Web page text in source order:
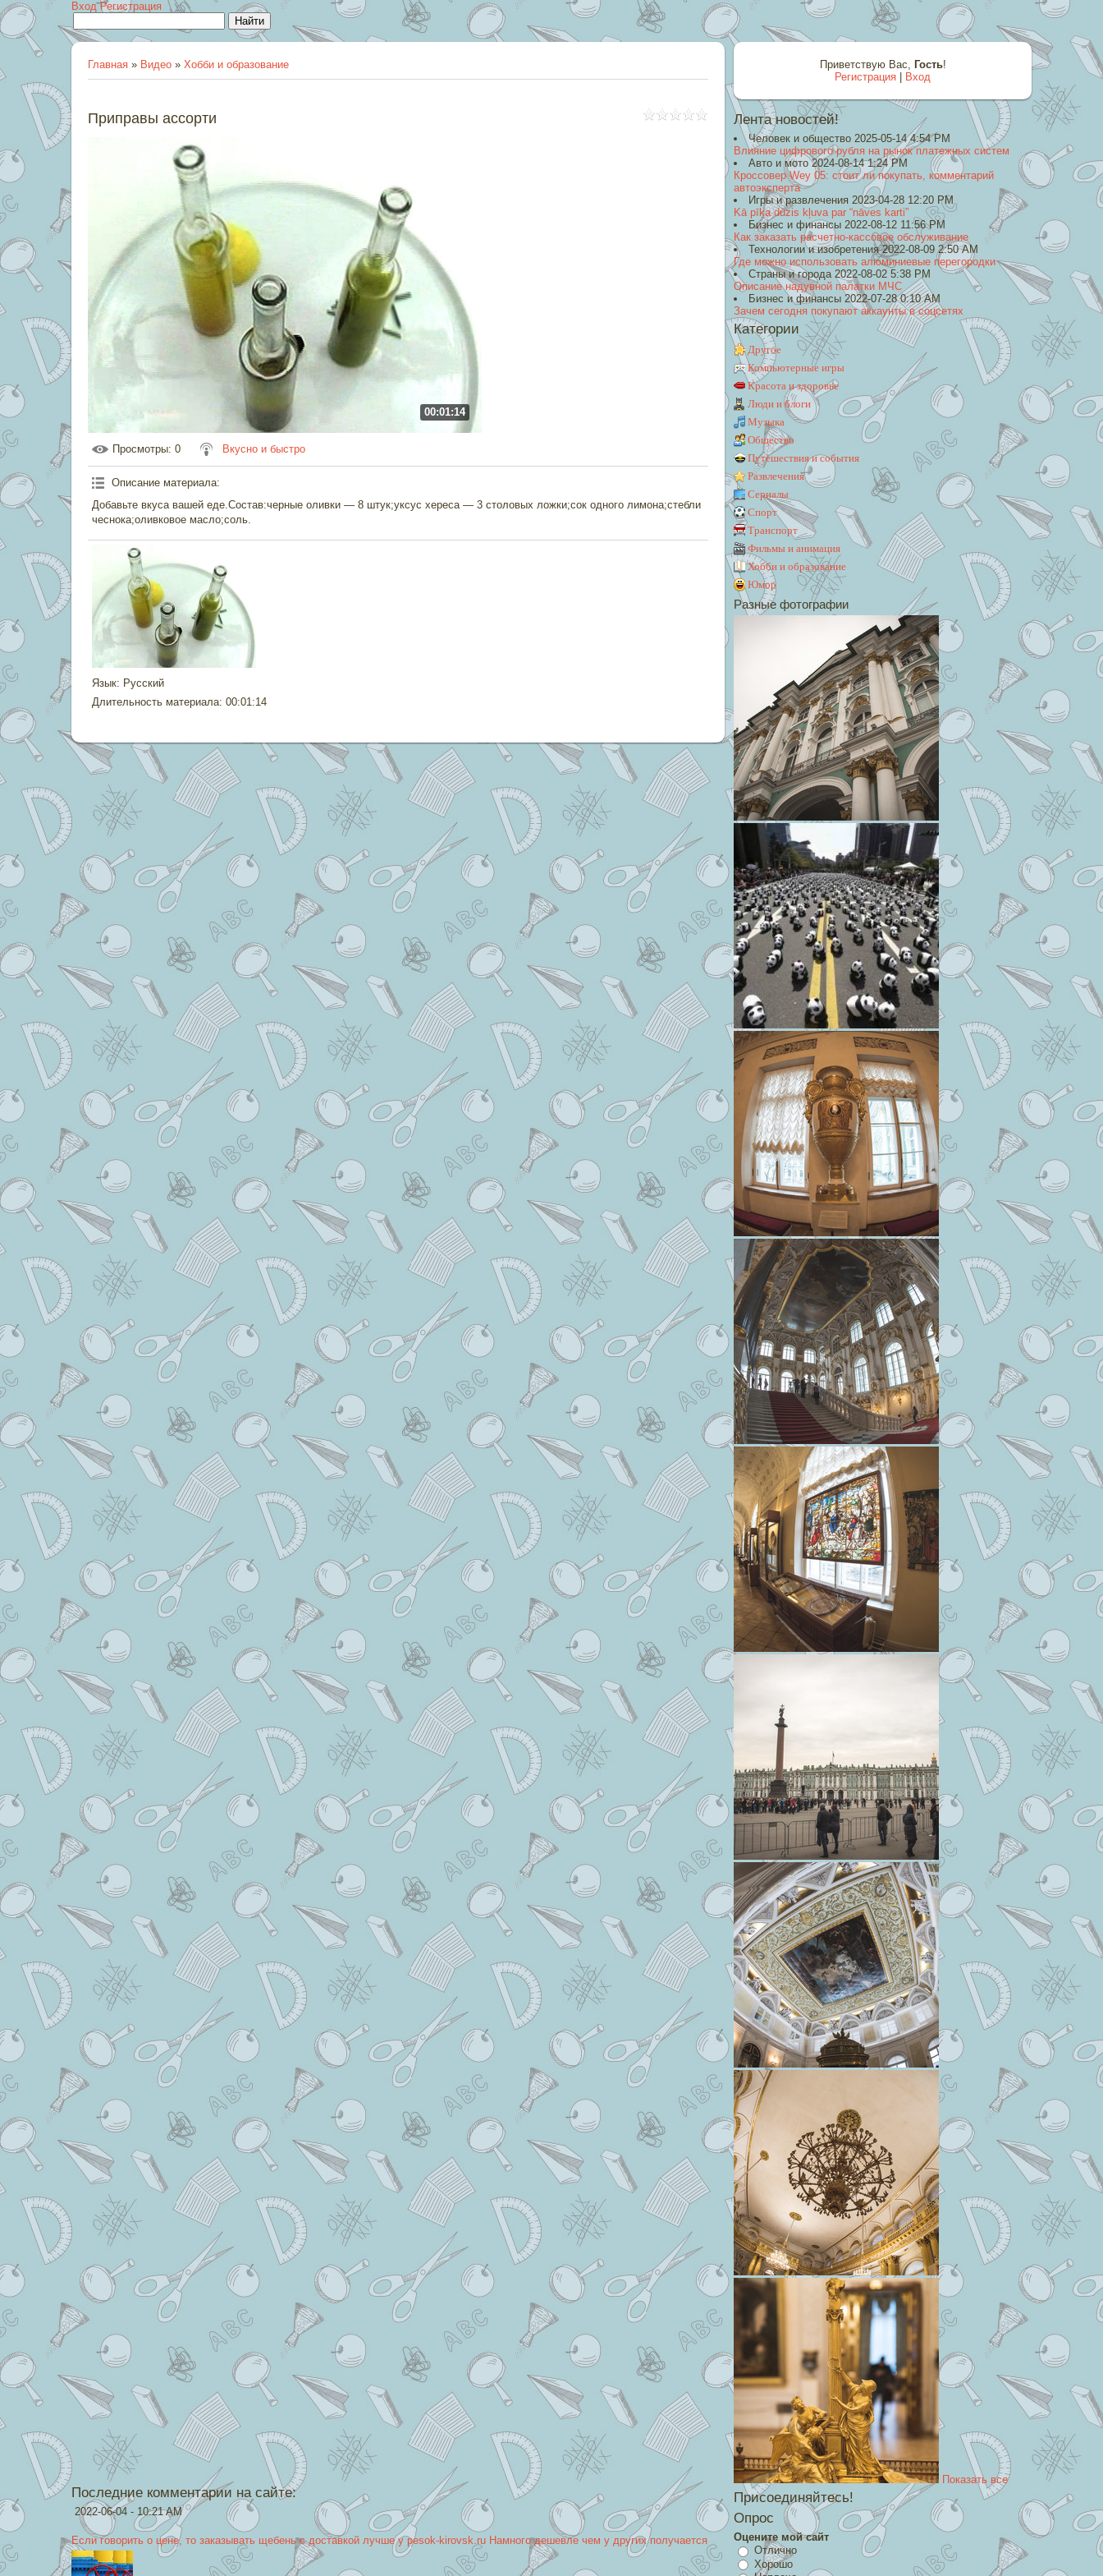
Вход Регистрация
Главная » Видео » Хобби и образование
Приправы ассорти
00:01:14
Просмотры: 0 Вкусно и быстро
Описание материала:
Добавьте вкуса вашей еде.Состав:черные оливки — 8 штук;уксус хереса — 3 столовых ложки;сок одного лимона;стебли
чеснока;оливковое масло;соль.
Язык: Русский
Длительность материала: 00:01:14
Приветствую Вас, Гость!
Регистрация
Вход
Лента новостей!
Человек и общество 2025-05-14 4:54 PM
Влияние цифрового рубля на рынок платежных систем
Авто и мото 2024-08-14 1:24 PM
Кроссовер Wey 05: стоит ли покупать, комментарий
автоэксперта
Игры и развлечения 2023-04-28 12:20 PM
Kā pīķa dūzis kļuva par “nāves karti”
Бизнес и финансы 2022-08-12 11:56 PM
Как заказать расчетно-кассовое обслуживание
Технологии и изобретения 2022-08-09 2:50 AM
Где можно использовать алюминиевые перегородки
Страны и города 2022-08-02 5:38 PM
Описание надувной палатки МЧС
Бизнес и финансы 2022-07-28 0:10 AM
Зачем сегодня покупают аккаунты в соцсетях
Категории
Другое
Компьютерные игры
Красота и здоровье
Люди и блоги
Музыка
Общество
Путешествия и события
Развлечения
Сериалы
Спорт
Транспорт
Фильмы и анимация
Хобби и образование
Юмор
Разные фотографии
Показать все
Присоединяйтесь!
Опрос
Оцените мой сайт
Отлично
Хорошо
Последние комментарии на сайте:
2022-06-04 - 10:21 AM
Если говорить о цене, то заказывать щебень с доставкой лучше у pesok-kirovsk.ru Намного дешевле чем у других получается